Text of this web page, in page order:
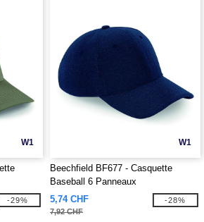
W1
-29%
W1
Beechfield BF677 - Casquette
Baseball 6 Panneaux
5,74 CHF
7,92 CHF
-28%